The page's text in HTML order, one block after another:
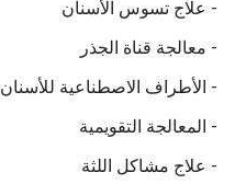
- علاج تسوس الأسنان
- معالجة قناة الجذر
- الأطراف الاصطناعية للأسنان
- المعالجة التقويمية
- علاج مشاكل اللثة